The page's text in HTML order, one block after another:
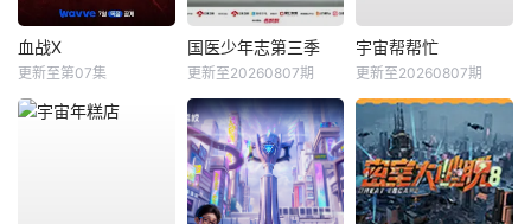
血战X
更新至第07集
国医少年志第三季
更新至20260807期
宇宙帮帮忙
更新至20260807期